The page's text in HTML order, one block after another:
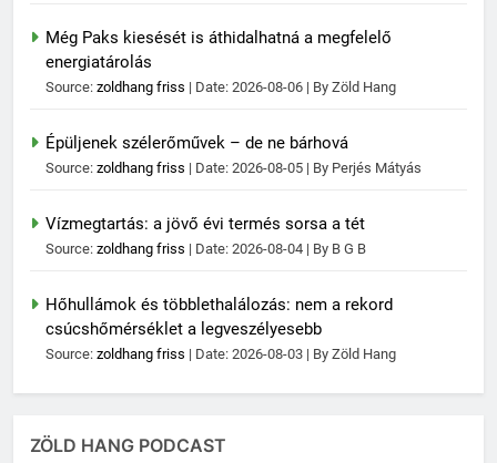
Még Paks kiesését is áthidalhatná a megfelelő
energiatárolás
Source: zoldhang friss Date: 2026-08-06 By Zöld Hang
Épüljenek szélerőművek – de ne bárhová
Source: zoldhang friss Date: 2026-08-05 By Perjés Mátyás
Vízmegtartás: a jövő évi termés sorsa a tét
Source: zoldhang friss Date: 2026-08-04 By B G B
Hőhullámok és többlethalálozás: nem a rekord
csúcshőmérséklet a legveszélyesebb
Source: zoldhang friss Date: 2026-08-03 By Zöld Hang
ZÖLD HANG PODCAST